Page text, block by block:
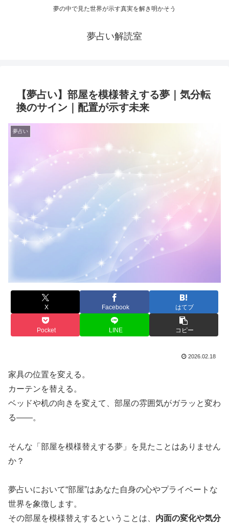
夢の中で見た世界が示す真実を解き明かそう
夢占い解読室
【夢占い】部屋を模様替えする夢｜気分転
換のサイン｜配置が示す未来
夢占い
X Facebook はてブ
Pocket LINE コピー
2026.02.18
家具の位置を変える。
カーテンを替える。
ベッドや机の向きを変えて、部屋の雰囲気がガラッと変わ
る――。
そんな「部屋を模様替えする夢」を見たことはありません
か？
夢占いにおいて“部屋”はあなた自身の心やプライベートな
世界を象徴します。
その部屋を模様替えするということは、 内面の変化や気分